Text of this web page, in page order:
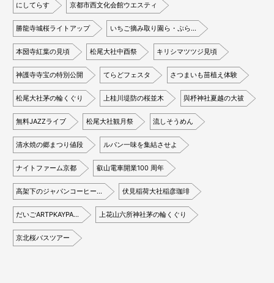
にしてらす 京都市西文化会館ウエスティ
勝龍寺城桜ライトアップ いちご摘み取り園ら・ぷら…
本圀寺紅葉の見頃 松尾大社中酉祭 キリシマツツジ見頃
神護寺寺宝の特別公開 てらどフェスタ さつまいも苗植え体験
松尾大社茅の輪くぐり 上桂川堤防の桜並木 與杼神社夏越の大祓
無料JAZZライブ 松尾大社観月祭 流しそうめん
清水焼の郷まつり値段 ルパン一味を集結させよ
ナイトファーム京都 叡山電車開業100 周年
高架下のジャパンコーヒー… 伏見稲荷大社稲彦珈琲
だいごARTPKAYPA… 上花山六所神社茅の輪くぐり
京北桜バスツアー